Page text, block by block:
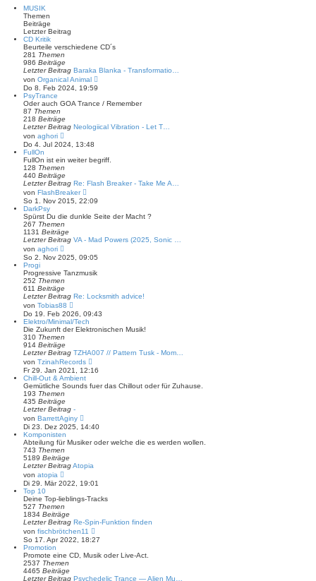
e
r
a
g
MUSIK
Themen
Beiträge
Letzter Beitrag
CD Kritik
Beurteile verschiedene CD´s
281 Themen
986 Beiträge
Letzter Beitrag Baraka Blanka - Transformatio…
von Organical Animal
s
e
r
t
g
Do 8. Feb 2024, 19:59
PsyTrance
Oder auch GOA Trance / Remember
87 Themen
218 Beiträge
Letzter Beitrag Neologiical Vibration - Let T…
von aghori
e
u
s
t
e
r
B
e
t
r
a
g
Do 4. Jul 2024, 13:48
FullOn
FullOn ist ein weiter begriff.
128 Themen
440 Beiträge
Letzter Beitrag Re: Flash Breaker - Take Me A…
von FlashBreaker
e
u
e
s
e
e
t
g
So 1. Nov 2015, 22:09
DarkPsy
Spürst Du die dunkle Seite der Macht ?
267 Themen
1131 Beiträge
Letzter Beitrag VA - Mad Powers (2025, Sonic …
von aghori
e
u
e
s
t
e
r
B
e
i
t
r
a
g
So 2. Nov 2025, 09:05
Progi
Progressive Tanzmusik
252 Themen
611 Beiträge
Letzter Beitrag Re: Locksmith advice!
von Tobias88
e
u
e
s
e
B
e
i
t
g
Do 19. Feb 2026, 09:43
Elektro/Minimal/Tech
Die Zukunft der Elektronischen Musik!
310 Themen
914 Beiträge
Letzter Beitrag TZHA007 // Pattern Tusk - Mom…
von TzinahRecords
e
u
s
e
g
Fr 29. Jan 2021, 12:16
Chill-Out & Ambient
Gemütliche Sounds fuer das Chillout oder für Zuhause.
193 Themen
435 Beiträge
Letzter Beitrag -
von BarrettAginy
e
u
s
r
e
t
g
Di 23. Dez 2025, 14:40
Komponisten
Abteilung für Musiker oder welche die es werden wollen.
743 Themen
5189 Beiträge
Letzter BeitragAtopia
von atopia
e
u
e
s
t
e
r
B
e
t
r
a
Di 29. Mär 2022, 19:01
Top 10
Deine Top-lieblings-Tracks
527 Themen
1834 Beiträge
Letzter Beitrag Re-Spin-Funktion finden
von fischbrötchen11
e
u
e
s
So 17. Apr 2022, 18:27
Promotion
Promote eine CD, Musik oder Live-Act.
2537 Themen
4465 Beiträge
Letzter Beitrag Psychedelic Trance — Alien Mu…